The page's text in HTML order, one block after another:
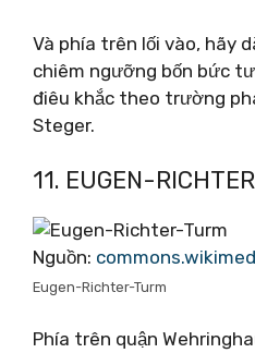
Và phía trên lối vào, hãy
chiêm ngưỡng bốn bức
điêu khắc theo trường
Steger.
11. EUGEN-
Nguồn:
Eugen-Richter-Turm
Phía trên quận